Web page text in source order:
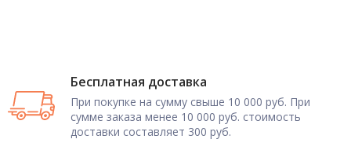
Бесплатная доставка
При покупке на сумму свыше 10 000 руб. При
сумме заказа менее 10 000 руб. стоимость
доставки составляет 300 руб.